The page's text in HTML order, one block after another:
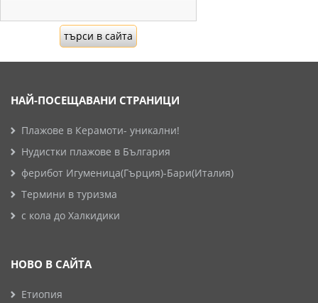
НАЙ-ПОСЕЩАВАНИ СТРАНИЦИ
Плажове в Керамоти- уникални!
Нудистки плажове в България
ферибот Игуменица(Гърция)-Бари(Италия)
Термини в туризма
с кола до Халкидики
НОВО В САЙТА
Етиопия